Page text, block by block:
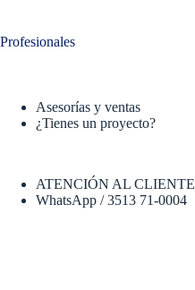
Profesionales
Asesorías y ventas
¿Tienes un proyecto?
ATENCIÓN AL CLIENTE
WhatsApp / 3513 71-0004